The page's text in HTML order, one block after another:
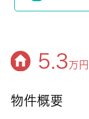
5.3万円
物件概要